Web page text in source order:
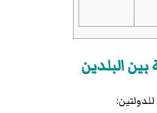
بين البلدين
للدولتين: